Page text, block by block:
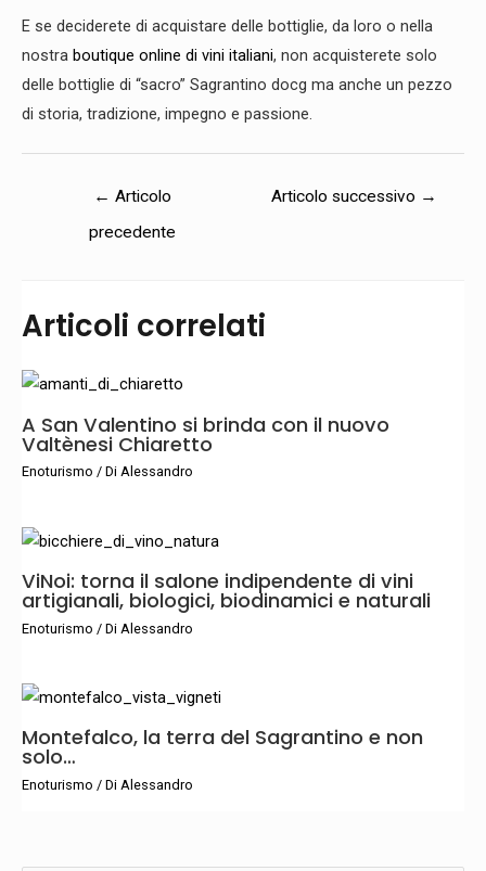
E se deciderete di acquistare delle bottiglie, da loro o nella
nostra boutique online di vini italiani, non acquisterete solo
delle bottiglie di “sacro” Sagrantino docg ma anche un pezzo
di storia, tradizione, impegno e passione.
← Articolo
precedente
Articolo successivo →
Articoli correlati
A San Valentino si brinda con il nuovo
Valtènesi Chiaretto
Enoturismo / Di Alessandro
ViNoi: torna il salone indipendente di vini
artigianali, biologici, biodinamici e naturali
Enoturismo / Di Alessandro
Montefalco, la terra del Sagrantino e non
solo…
Enoturismo / Di Alessandro